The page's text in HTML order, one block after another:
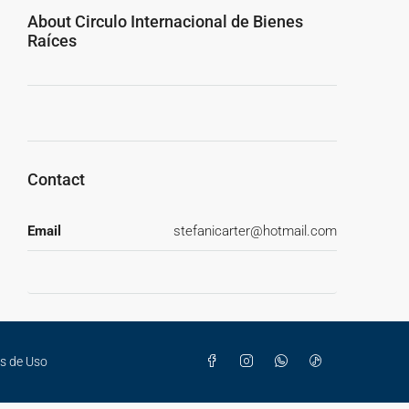
About Circulo Internacional de Bienes
Raíces
Contact
Email stefanicarter@hotmail.com
de Uso